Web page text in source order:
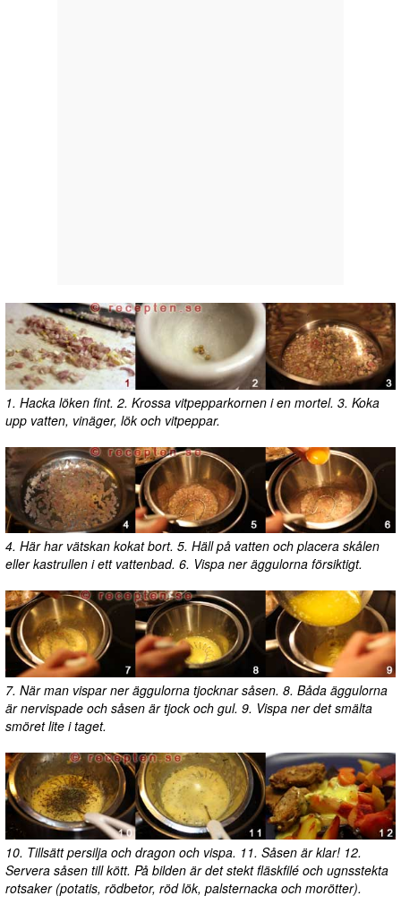
1. Hacka löken fint. 2. Krossa vitpepparkornen i en mortel. 3. Koka
upp vatten, vinäger, lök och vitpeppar.
4. Här har vätskan kokat bort. 5. Häll på vatten och placera skålen
eller kastrullen i ett vattenbad. 6. Vispa ner äggulorna försiktigt.
7. När man vispar ner äggulorna tjocknar såsen. 8. Båda äggulorna
är nervispade och såsen är tjock och gul. 9. Vispa ner det smälta
smöret lite i taget.
10. Tillsätt persilja och dragon och vispa. 11. Såsen är klar! 12.
Servera såsen till kött. På bilden är det stekt fläskfilé och ugnsstekta
rotsaker (potatis, rödbetor, röd lök, palsternacka och morötter).